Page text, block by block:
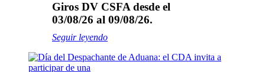
Giros DV CSFA desde el
03/08/26 al 09/08/26.
Seguir leyendo